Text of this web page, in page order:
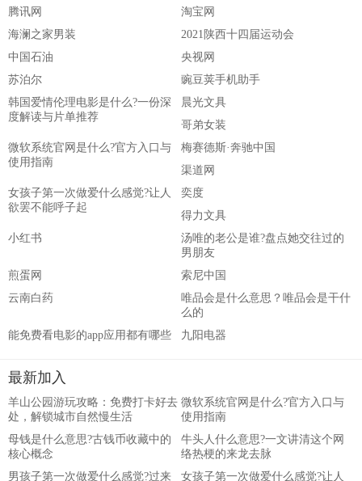
腾讯网
淘宝网
海澜之家男装
2021陕西十四届运动会
中国石油
央视网
苏泊尔
豌豆荚手机助手
韩国爱情伦理电影是什么?一份深
度解读与片单推荐
晨光文具
哥弟女装
微软系统官网是什么?官方入口与
使用指南
梅赛德斯·奔驰中国
渠道网
女孩子第一次做爱什么感觉?让人
欲罢不能呼子起
奕度
得力文具
小红书
汤唯的老公是谁?盘点她交往过的
男朋友
煎蛋网
索尼中国
云南白药
唯品会是什么意思？唯品会是干什
么的
能免费看电影的app应用都有哪些
九阳电器
最新加入
羊山公园游玩攻略：免费打卡好去
处，解锁城市自然慢生活
微软系统官网是什么?官方入口与
使用指南
母钱是什么意思?古钱币收藏中的
核心概念
牛头人什么意思?一文讲清这个网
络热梗的来龙去脉
男孩子第一次做爱什么感觉?过来
女孩子第一次做爱什么感觉?让人